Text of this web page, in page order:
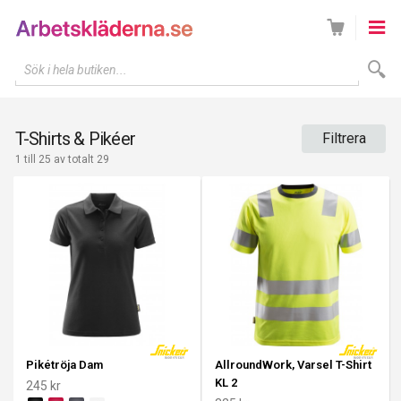
Sök i hela butiken...
T-Shirts & Pikéer Filtrera
1 till 25 av totalt 29
Pikétröja Dam
245 kr
AllroundWork, Varsel T-Shirt
KL 2